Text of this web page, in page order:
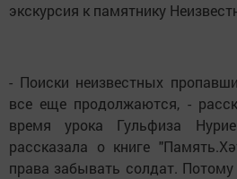
экскурсия к памятнику
- Поиски неизвестных
все еще продолжаются, -
время урока Гульфиза
рассказала о книге
права забывать солдат.